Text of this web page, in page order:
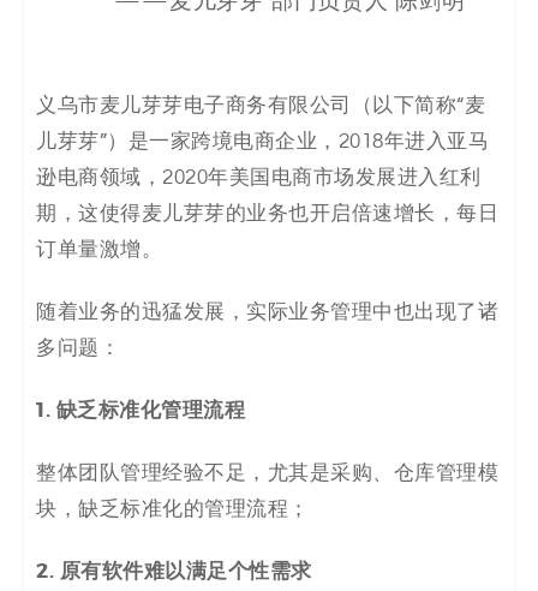
码
_
零
代
码
案
例
白
皮
义乌市麦儿芽芽电子商务有限公司（以下简称“麦
儿芽芽”）是一家跨境电商企业，2018年进入亚马
逊电商领域，2020年美国电商市场发展进入红利
期，这使得麦儿芽芽的业务也开启倍速增长，每日
订单量激增。
随着业务的迅猛发展，实际业务管理中也出现了诸
多问题：
1. 缺乏标准化管理流程
整体团队管理经验不足，尤其是采购、仓库管理模
块，缺乏标准化的管理流程；
2. 原有软件难以满足个性需求